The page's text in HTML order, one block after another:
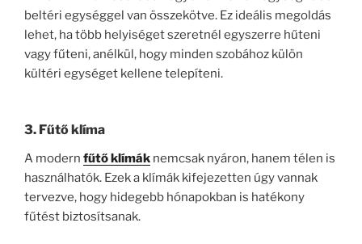
beltéri egységgel van összekötve. Ez ideális megoldás
lehet, ha több helyiséget szeretnél egyszerre hűteni
vagy fűteni, anélkül, hogy minden szobához külön
kültéri egységet kellene telepíteni.
3. Fűtő klíma
A modern fűtő klímák nemcsak nyáron, hanem télen is
használhatók. Ezek a klímák kifejezetten úgy vannak
tervezve, hogy hidegebb hónapokban is hatékony
fűtést biztosítsanak.